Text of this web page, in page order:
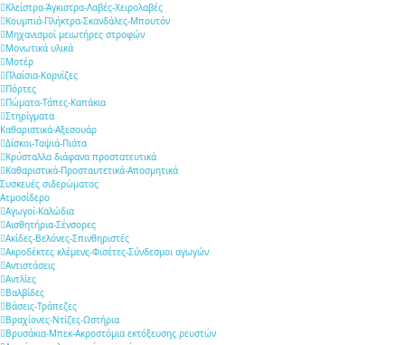
Κλείστρα-Άγκιστρα-Λαβές-Χειρολαβές
Κουμπιά-Πλήκτρα-Σκανδάλες-Μπουτόν
Μηχανισμοί μειωτήρες στροφών
Μονωτικά υλικά
Μοτέρ
Πλαίσια-Κορνίζες
Πόρτες
Πώματα-Τάπες-Καπάκια
Στηρίγματα
Καθαριστικά-Αξεσουάρ
Δίσκοι-Ταψιά-Πιάτα
Κρύσταλλα διάφανα προστατευτικά
Καθαριστικά-Προσταυτετικά-Αποσμητικά
Συσκευές σιδερώματος
Ατμοσίδερο
Αγωγοί-Καλώδια
Αισθητήρια-Σένσορες
Ακίδες-Βελόνες-Σπινθηριστές
Ακροδέκτες κλέμενς-Φισέτες-Σύνδεσμοι αγωγών
Αντιστάσεις
Αντλίες
Βαλβίδες
Βάσεις-Τράπεζες
Βραχίονες-Ντίζες-Ωστήρια
Βρυσάκια-Μπεκ-Ακροστόμια εκτόξευσης ρευστών